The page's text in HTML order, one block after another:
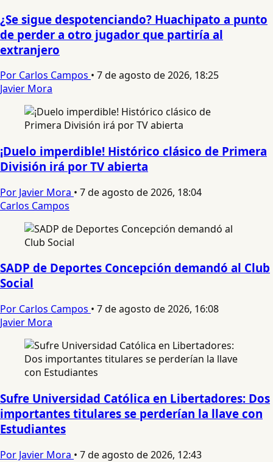
¿Se sigue despotenciando? Huachipato a punto
de perder a otro jugador que partiría al
extranjero
Por Carlos Campos • 7 de agosto de 2026, 18:25
Javier Mora
¡Duelo imperdible! Histórico clásico de Primera
División irá por TV abierta
Por Javier Mora • 7 de agosto de 2026, 18:04
Carlos Campos
SADP de Deportes Concepción demandó al Club
Social
Por Carlos Campos • 7 de agosto de 2026, 16:08
Javier Mora
Sufre Universidad Católica en Libertadores: Dos
importantes titulares se perderían la llave con
Estudiantes
Por Javier Mora • 7 de agosto de 2026, 12:43